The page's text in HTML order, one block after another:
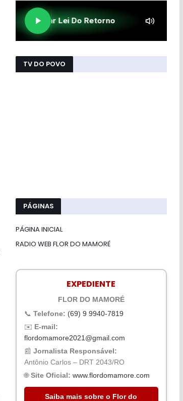
TV DO POVO
PÁGINAS
PÁGINA INICIAL
RADIO WEB FLOR DO MAMORÉ
EXPEDIENTE
FLOR DO MAMORÉ
📞 Telefone: (69) 9 9940-7819
✉️ E-mail:
flordomamore2021@gmail.com
📰 Jornalista Responsável:
Antônio Carlos – DRT 2043/RO
🌐Site Oficial: www.flordomamore.com
Saiba mais sobre o Flor do